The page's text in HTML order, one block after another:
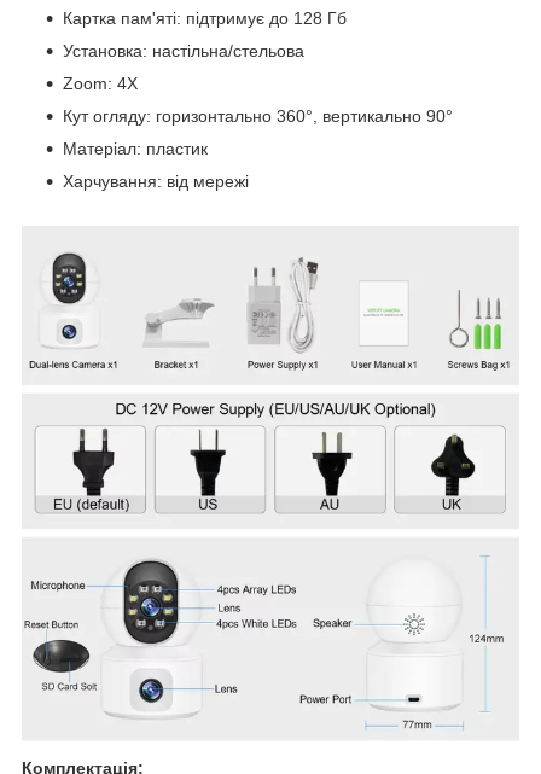
Картка пам'яті: підтримує до 128 Гб
Установка: настільна/стельова
Zoom: 4X
Кут огляду: горизонтально 360°, вертикально 90°
Матеріал: пластик
Харчування: від мережі
Комплектація: